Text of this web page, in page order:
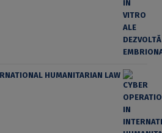
HUMANITARIAN LAW